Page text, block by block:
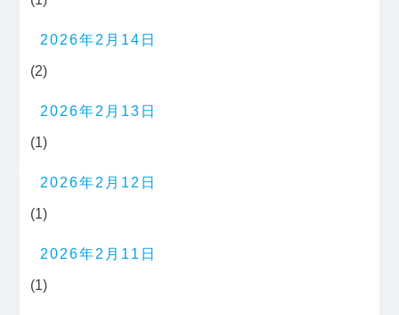
2026年2月14日
(2)
2026年2月13日
(1)
2026年2月12日
(1)
2026年2月11日
(1)